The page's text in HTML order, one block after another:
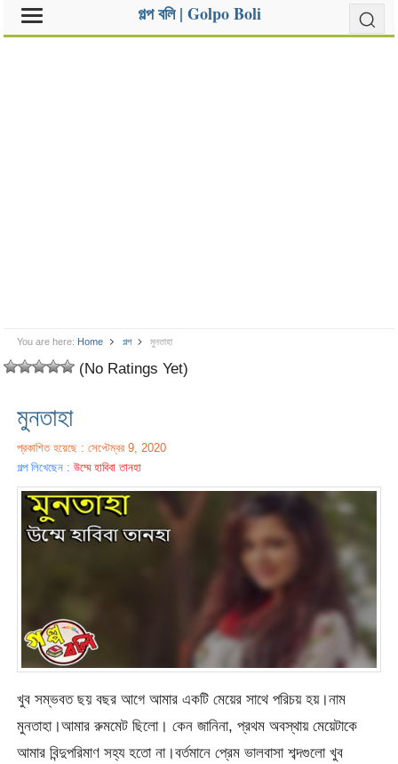
গল্প বলি | Golpo Boli
You are here: Home গল্প মুনতাহা
(No Ratings Yet)
মুনতাহা
প্রকাশিত হয়েছে : সেপ্টেম্বর 9, 2020
গল্প লিখেছেন :উম্মে হাবিবা তানহা
খুব সম্ভবত ছয় বছর আগে আমার একটি মেয়ের সাথে পরিচয় হয়।নাম
মুনতাহা।আমার রুমমেট ছিলো। কেন জানিনা, প্রথম অবস্থায় মেয়েটাকে
আমার বিন্দুপরিমাণ সহ্য হতো না।বর্তমানে প্রেম ভালবাসা শব্দগুলো খুব